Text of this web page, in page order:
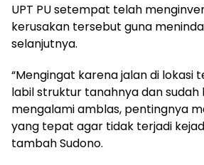
UPT PU setempat telah
kerusakan tersebut guna
selanjutnya.
“Mengingat karena jalan di lokasi
labil struktur tanahnya dan sudah
mengalami amblas, pentingnya
yang tepat agar tidak terjadi
tambah Sudono.